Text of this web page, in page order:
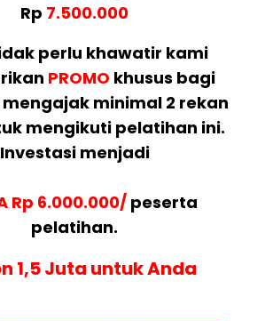
Rp 7.500.000
perlu khawatir kami
PROMO khusus bagi
minimal 2 rekan
mengikuti pelatihan ini.
Investasi menjadi
Rp 6.000.000/ peserta
pelatihan.
1,5 Juta untuk Anda